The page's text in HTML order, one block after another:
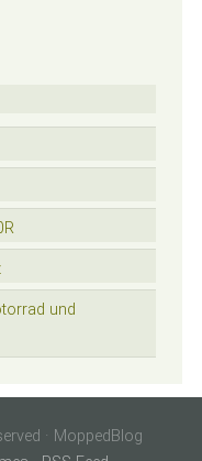
und
· MoppedBlog